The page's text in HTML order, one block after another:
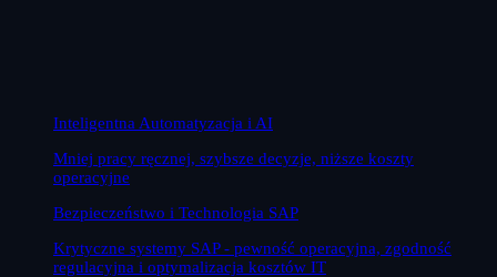
Inteligentna Automatyzacja i AI
Mniej pracy ręcznej, szybsze decyzje, niższe koszty
operacyjne
Bezpieczeństwo i Technologia SAP
Krytyczne systemy SAP - pewność operacyjna, zgodność
regulacyjna i optymalizacja kosztów IT